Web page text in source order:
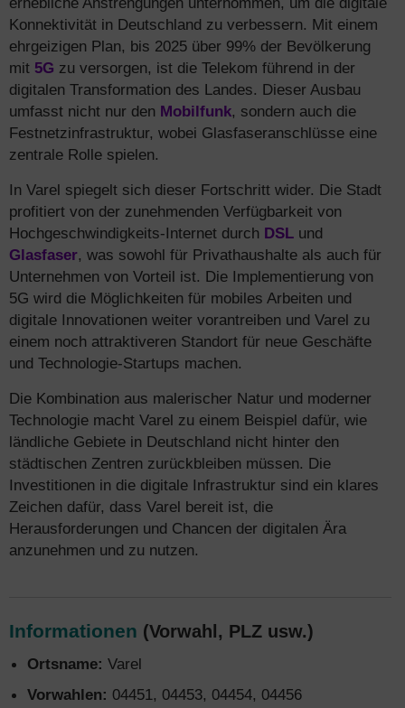
Konnektivität in Deutschland zu verbessern. Mit einem
ehrgeizigen Plan, bis 2025 über 99% der Bevölkerung
mit 5G zu versorgen, ist die Telekom führend in der
digitalen Transformation des Landes. Dieser Ausbau
umfasst nicht nur den Mobilfunk, sondern auch die
Festnetzinfrastruktur, wobei Glasfaseranschlüsse eine
zentrale Rolle spielen.
In Varel spiegelt sich dieser Fortschritt wider. Die Stadt
profitiert von der zunehmenden Verfügbarkeit von
Hochgeschwindigkeits-Internet durch DSL und
Glasfaser, was sowohl für Privathaushalte als auch für
Unternehmen von Vorteil ist. Die Implementierung von
5G wird die Möglichkeiten für mobiles Arbeiten und
digitale Innovationen weiter vorantreiben und Varel zu
einem noch attraktiveren Standort für neue Geschäfte
und Technologie-Startups machen.
Die Kombination aus malerischer Natur und moderner
Technologie macht Varel zu einem Beispiel dafür, wie
ländliche Gebiete in Deutschland nicht hinter den
städtischen Zentren zurückbleiben müssen. Die
Investitionen in die digitale Infrastruktur sind ein klares
Zeichen dafür, dass Varel bereit ist, die
Herausforderungen und Chancen der digitalen Ära
anzunehmen und zu nutzen.
Informationen (Vorwahl, PLZ usw.)
Ortsname: Varel
Vorwahlen: 04451, 04453, 04454, 04456